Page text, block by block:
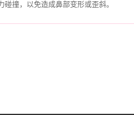
撞，以免造成鼻部变形或歪斜。